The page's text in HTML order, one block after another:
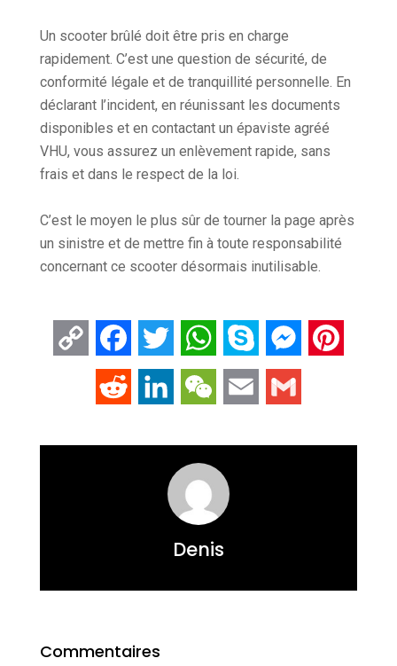
Un scooter brûlé doit être pris en charge
rapidement. C’est une question de sécurité, de
conformité légale et de tranquillité personnelle. En
déclarant l’incident, en réunissant les documents
disponibles et en contactant un épaviste agréé
VHU, vous assurez un enlèvement rapide, sans
frais et dans le respect de la loi.
C’est le moyen le plus sûr de tourner la page après
un sinistre et de mettre fin à toute responsabilité
concernant ce scooter désormais inutilisable.
Copy
Link
FacebookTwitter WhatsApp
Skype Messenger
Reddit LinkedInWeChat Email
Denis
Commentaires